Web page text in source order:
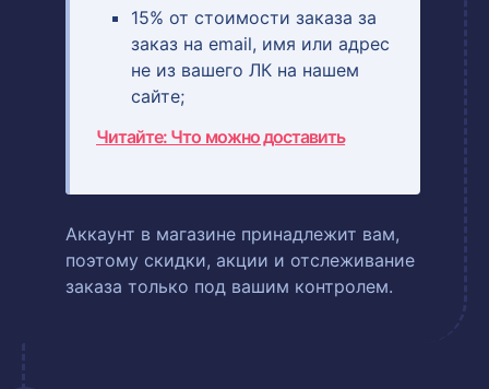
15% от стоимости заказа за
заказ на email, имя или адрес
не из вашего ЛК на нашем
сайте;
Читайте: Что можно доставить
Аккаунт в магазине принадлежит вам,
поэтому скидки, акции и отслеживание
заказа только под вашим контролем.